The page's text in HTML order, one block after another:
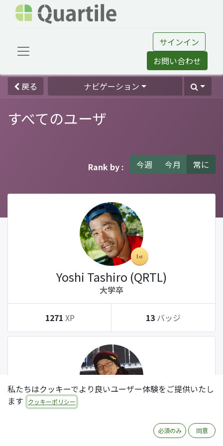
サインイン
お問い合わせ
戻る ナビゲーション
すべてのユーザ
Rank by : 今週 今月 常に
Yoshi Tashiro (QRTL)
大学卒
1271 XP 13 バッジ
Tatsuki Kanda (QRTL)
私たちはクッキーでより良いユーザー体験をご提供いたし
ます
クッキーポリシー
必須のみ 同意